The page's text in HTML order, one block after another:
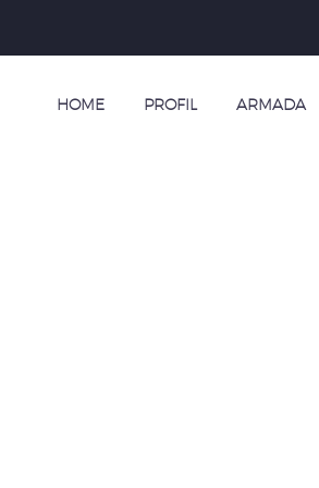
HOME PROFIL ARMADA